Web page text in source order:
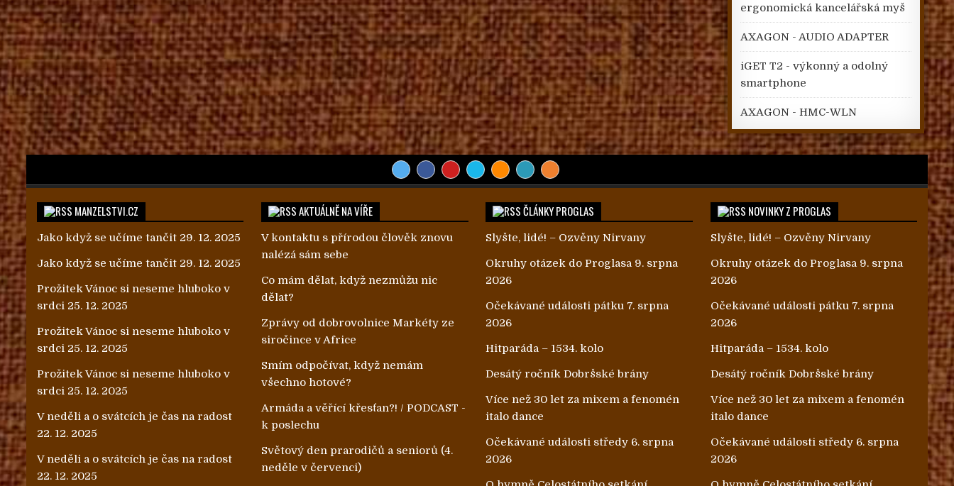
ergonomická kancelářská myš
AXAGON - AUDIO ADAPTER
iGET T2 - výkonný a odolný
smartphone
AXAGON - HMC-WLN
MANZELSTVI.CZ
Jako když se učíme tančit 29. 12. 2025
Jako když se učíme tančit 29. 12. 2025
Prožitek Vánoc si neseme hluboko v
srdci 25. 12. 2025
Prožitek Vánoc si neseme hluboko v
srdci 25. 12. 2025
Prožitek Vánoc si neseme hluboko v
srdci 25. 12. 2025
V neděli a o svátcích je čas na radost
22. 12. 2025
V neděli a o svátcích je čas na radost
22. 12. 2025
AKTUÁLNĚ NA VÍŘE
V kontaktu s přírodou člověk znovu
nalézá sám sebe
Co mám dělat, když nezmůžu nic
dělat?
Zprávy od dobrovolnice Markéty ze
siročince v Africe
Smím odpočívat, když nemám
všechno hotové?
Armáda a věřící křesťan?! / PODCAST -
k poslechu
Světový den prarodičů a seniorů (4.
neděle v červenci)
ČLÁNKY PROGLAS
Slyšte, lidé! – Ozvěny Nirvany
Okruhy otázek do Proglasa 9. srpna
2026
Očekávané události pátku 7. srpna
2026
Hitparáda – 1534. kolo
Desátý ročník Dobršské brány
Více než 30 let za mixem a fenomén
italo dance
Očekávané události středy 6. srpna
2026
NOVINKY Z PROGLAS
Slyšte, lidé! – Ozvěny Nirvany
Okruhy otázek do Proglasa 9. srpna
2026
Očekávané události pátku 7. srpna
2026
Hitparáda – 1534. kolo
Desátý ročník Dobršské brány
Více než 30 let za mixem a fenomén
italo dance
Očekávané události středy 6. srpna
2026